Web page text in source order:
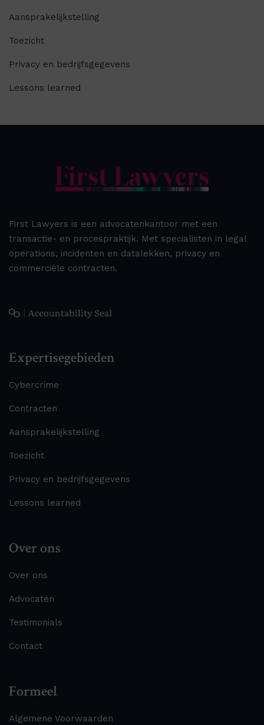
Aansprakelijkstelling
Toezicht
Privacy en bedrijfsgegevens
Lessons learned
First Lawyers is een advocatenkantoor met een
transactie- en procespraktijk. Met specialisten in legal
operations, incidenten en datalekken, privacy en
commerciële contracten.
Expertisegebieden
Cybercrime
Contracten
Aansprakelijkstelling
Toezicht
Privacy en bedrijfsgegevens
Lessons learned
Over ons
Over ons
Advocaten
Testimonials
Contact
Formeel
Algemene Voorwaarden